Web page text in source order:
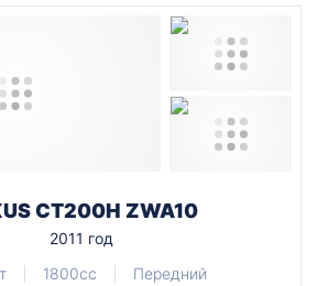
CT200H ZWA10
2011 год
1800cc Передний